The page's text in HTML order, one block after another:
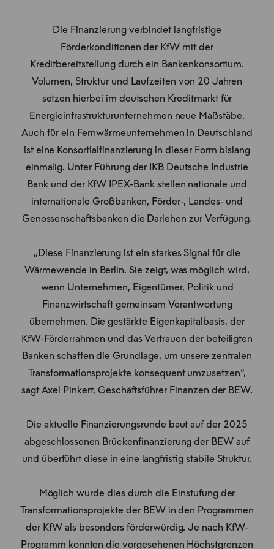
Die Finanzierung verbindet langfristige
Förderkonditionen der KfW mit der
Kreditbereitstellung durch ein Bankenkonsortium.
Volumen, Struktur und Laufzeiten von 20 Jahren
setzen hierbei im deutschen Kreditmarkt für
Energieinfrastrukturunternehmen neue Maßstäbe.
Auch für ein Fernwärmeunternehmen in Deutschland
ist eine Konsortialfinanzierung in dieser Form bislang
einmalig. Unter Führung der IKB Deutsche Industrie
Bank und der KfW IPEX-Bank stellen nationale und
internationale Großbanken, Förder-, Landes- und
Genossenschaftsbanken die Darlehen zur Verfügung.
„Diese Finanzierung ist ein starkes Signal für die
Wärmewende in Berlin. Sie zeigt, was möglich wird,
wenn Unternehmen, Eigentümer, Politik und
Finanzwirtschaft gemeinsam Verantwortung
übernehmen. Die gestärkte Eigenkapitalbasis, der
KfW-Förderrahmen und das Vertrauen der beteiligten
Banken schaffen die Grundlage, um unsere zentralen
Transformationsprojekte konsequent umzusetzen“,
sagt Axel Pinkert, Geschäftsführer Finanzen der BEW.
Die aktuelle Finanzierungsrunde baut auf der 2025
abgeschlossenen Brückenfinanzierung der BEW auf
und überführt diese in eine langfristig stabile Struktur.
Möglich wurde dies durch die Einstufung der
Transformationsprojekte der BEW in den Programmen
der KfW als besonders förderwürdig. Je nach KfW-
Programm konnten die vorgesehenen Höchstgrenzen